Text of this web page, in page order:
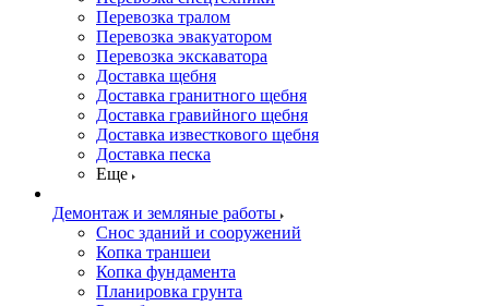
Перевозка тралом
Перевозка эвакуатором
Перевозка экскаватора
Доставка щебня
Доставка гранитного щебня
Доставка гравийного щебня
Доставка известкового щебня
Доставка песка
Еще
Демонтаж и земляные работы
Снос зданий и сооружений
Копка траншеи
Копка фундамента
Планировка грунта